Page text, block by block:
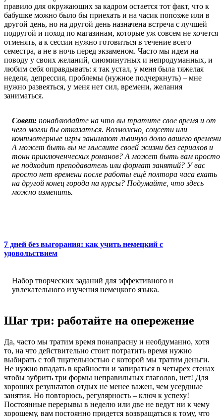
правило для окружающих за кадром остается тот факт, что к
бабушке можно было бы приехать и на часик попозже или в
другой день, но на другой день назначена встреча с лучшей
подругой и поход по магазинам, которые уж совсем не хочется
отменять, а к сессии нужно готовиться в течение всего
семестра, а не в ночь перед экзаменом. Часто мы идем на
поводу у своих желаний, сиюминутных и непродуманных, и
любим себя оправдывать: я так устал, у меня была тяжелая
неделя, депрессия, проблемы (нужное подчеркнуть) – мне
нужно развеяться, у меня нет сил, времени, желания
заниматься.
Совет: понаблюдайте на что вы тратите свое время и от
чего могли бы отказаться. Возможно, соцсети или
компьютерные игры занимают львиную долю вашего
А может быть вы не мыслите своей жизни без сериалов и
тонн приключенческих романов? А может быть вам просто
не подходит преподаватель или формат занятий? У вас
просто нет времени после работы ещё полтора часа ехать
на другой конец города на курсы? Подумайте, что здесь
можно изменить.
7 дней без выгорания: как учить немецкий с
удовольствием
Набор творческих заданий для эффективного и
увлекательного изучения немецкого языка.
Шаг три: работайте на опережение
Да, часто мы тратим время понапрасну и необдуманно, хотя
то, на что действительно стоит потратить время нужно
выбирать с той тщательностью с которой мы тратим деньги.
Не нужно впадать в крайности и запираться в четырех стенах
чтобы зубрить три формы неправильных глаголов, нет! Для
хороших результатов отдых не менее важен, чем усердные
занятия. Но повторюсь, регулярность – ключ к успеху!
Постоянные перерывы в неделю или две не ведут ни к чему
хорошему, вам постоянно придется возвращаться к тому, что